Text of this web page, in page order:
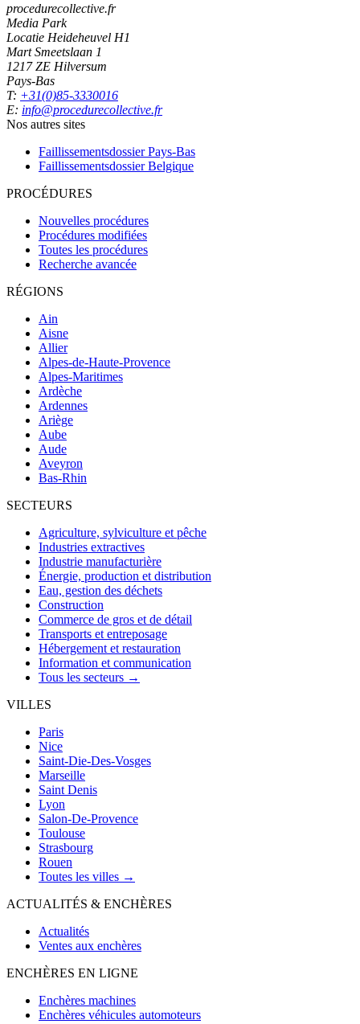
procedurecollective.fr
Media Park
Locatie Heideheuvel H1
Mart Smeetslaan 1
1217 ZE Hilversum
Pays-Bas
T: +31(0)85-3330016
E: info@procedurecollective.fr
Nos autres sites
Faillissementsdossier Pays-Bas
Faillissementsdossier Belgique
PROCÉDURES
Nouvelles procédures
Procédures modifiées
Toutes les procédures
Recherche avancée
RÉGIONS
Ain
Aisne
Allier
Alpes-de-Haute-Provence
Alpes-Maritimes
Ardèche
Ardennes
Ariège
Aube
Aude
Aveyron
Bas-Rhin
SECTEURS
Agriculture, sylviculture et pêche
Industries extractives
Industrie manufacturière
Énergie, production et distribution
Eau, gestion des déchets
Construction
Commerce de gros et de détail
Transports et entreposage
Hébergement et restauration
Information et communication
Tous les secteurs →
VILLES
Paris
Nice
Saint-Die-Des-Vosges
Marseille
Saint Denis
Lyon
Salon-De-Provence
Toulouse
Strasbourg
Rouen
Toutes les villes →
ACTUALITÉS & ENCHÈRES
Actualités
Ventes aux enchères
ENCHÈRES EN LIGNE
Enchères machines
Enchères véhicules automoteurs